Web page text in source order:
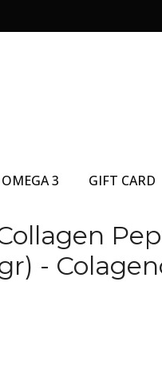
OMEGA 3 GIFT CARD
-